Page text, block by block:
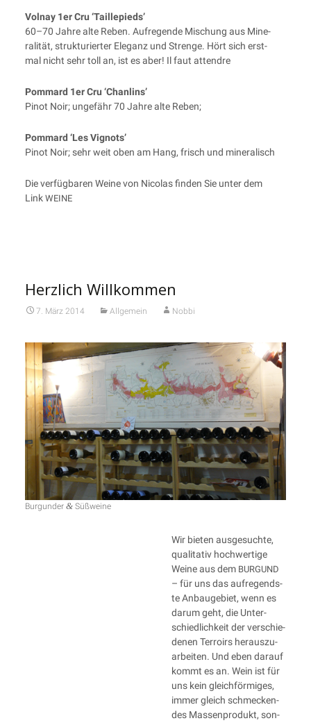
Vol­nay 1er Cru ‘Tail­l­epieds’
60–70 Jah­re alte Reben. Auf­re­gen­de Mischung aus Mine­
ra­li­tät, struk­tu­rier­ter Ele­ganz und Stren­ge. Hört sich erst­
mal nicht sehr toll an, ist es aber! Il faut attendre
Pom­mard 1er Cru ‘Chan­lins’
Pinot Noir; unge­fähr 70 Jah­re alte Reben;
Pom­mard ‘Les Vignots’
Pinot Noir; sehr weit oben am Hang, frisch und mineralisch
Die ver­füg­ba­ren Wei­ne von Nico­las fin­den Sie unter dem
Link WEINE
Herzlich Willkommen
7. März 2014 Allgemein Nobbi
Bur­gun­der &Süßweine
Wir bie­ten aus­ge­such­te,
qua­li­ta­tiv hoch­wer­ti­ge
Wei­ne aus dem BURGUND
– für uns das auf­re­gends­
te Anbau­ge­biet, wenn es
dar­um geht, die Unter­
schied­lich­keit der ver­schie­
de­nen Ter­ro­irs her­aus­zu­
ar­bei­ten. Und eben dar­auf
kommt es an. Wein ist für
uns kein gleich­för­mi­ges,
immer gleich schme­cken­
des Mas­sen­pro­dukt, son­